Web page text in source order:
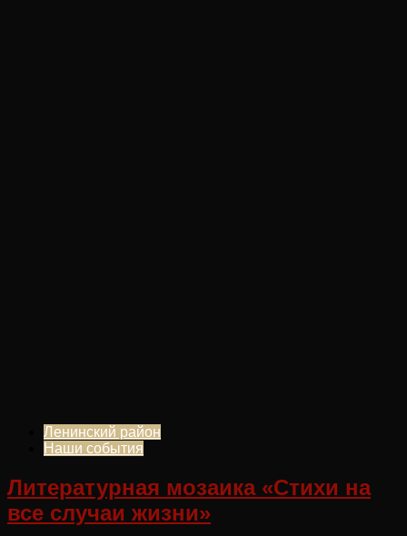
Ленинский район
Наши события
Литературная мозаика «Стихи на
все случаи жизни»